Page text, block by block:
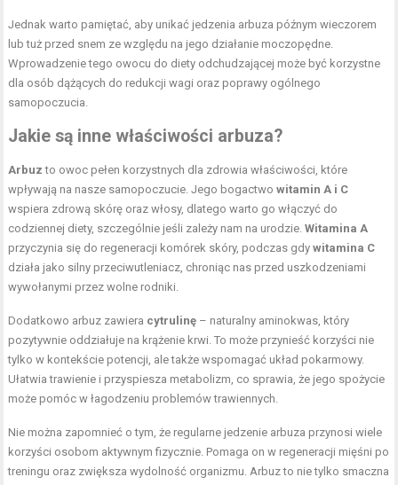
Jednak warto pamiętać, aby unikać jedzenia arbuza późnym wieczorem
lub tuż przed snem ze względu na jego działanie moczopędne.
Wprowadzenie tego owocu do diety odchudzającej może być korzystne
dla osób dążących do redukcji wagi oraz poprawy ogólnego
samopoczucia.
Jakie są inne właściwości arbuza?
Arbuz to owoc pełen korzystnych dla zdrowia właściwości, które
wpływają na nasze samopoczucie. Jego bogactwowitamin A i C
wspiera zdrową skórę oraz włosy, dlatego warto go włączyć do
codziennej diety, szczególnie jeśli zależy nam na urodzie.Witamina A
przyczynia się do regeneracji komórek skóry, podczas gdywitamina C
działa jako silny przeciwutleniacz, chroniąc nas przed uszkodzeniami
wywołanymi przez wolne rodniki.
Dodatkowo arbuz zawiera cytrulinę – naturalny aminokwas, który
pozytywnie oddziałuje na krążenie krwi. To może przynieść korzyści nie
tylko w kontekście potencji, ale także wspomagać układ pokarmowy.
Ułatwia trawienie i przyspiesza metabolizm, co sprawia, że jego spożycie
może pomóc w łagodzeniu problemów trawiennych.
Nie można zapomnieć o tym, że regularne jedzenie arbuza przynosi wiele
korzyści osobom aktywnym fizycznie. Pomaga on w regeneracji mięśni po
treningu oraz zwiększa wydolność organizmu. Arbuz to nie tylko smaczna